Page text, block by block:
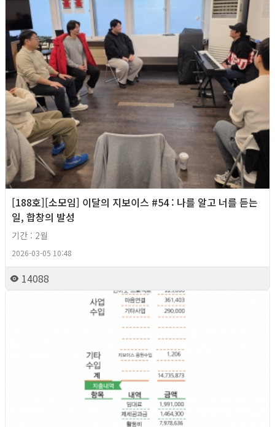
[188호][소모임] 이달의 지보이스 #54 : 나를 알고 너를 듣는
일, 합창의 발성
기간 : 2월
2026-03-05 10:48
14088